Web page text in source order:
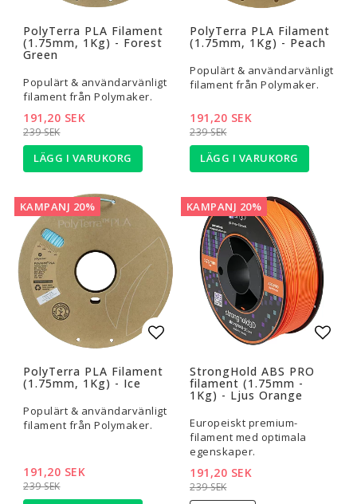
PolyTerra PLA Filament
(1.75mm, 1Kg) - Forest
Green
Populärt & användarvänligt
filament från Polymaker.
239 SEK
191,20 SEK
LÄGG I VARUKORG
PolyTerra PLA Filament
(1.75mm, 1Kg) - Peach
Populärt & användarvänligt
filament från Polymaker.
239 SEK
191,20 SEK
LÄGG I VARUKORG
KAMPANJ 20%
PolyTerra PLA Filament
(1.75mm, 1Kg) - Ice
Populärt & användarvänligt
filament från Polymaker.
239 SEK
191,20 SEK
KAMPANJ 20%
StrongHold ABS PRO
filament (1.75mm -
1Kg) - Ljus Orange
Europeiskt premium-
filament med optimala
egenskaper.
239 SEK
191,20 SEK